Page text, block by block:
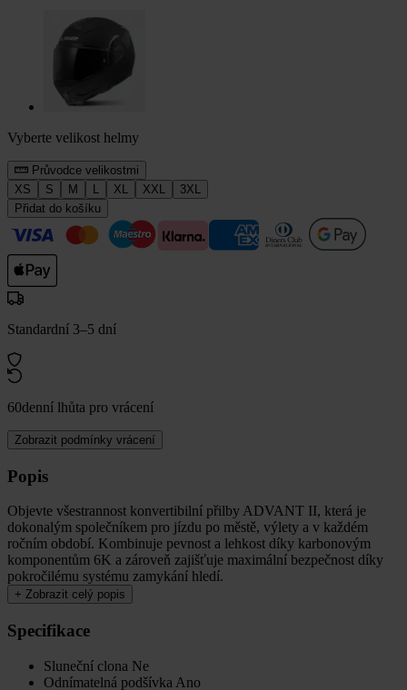
Vyberte velikost helmy
Průvodce velikostmi
XS
S M L XL XXL
3XL
Přidat do košíku
Standardní 3–5 dní
60denní lhůta pro vrácení
Zobrazit podmínky vrácení
Popis
Objevte všestrannost konvertibilní přilby ADVANT II, která je
dokonalým společníkem pro jízdu po městě, výlety a v každém
ročním období. Kombinuje pevnost a lehkost díky karbonovým
komponentům 6K a zároveň zajišťuje maximální bezpečnost díky
pokročilému systému zamykání hledí.
+ Zobrazit celý popis
Specifikace
Sluneční clona Ne
Odnímatelná podšívka Ano